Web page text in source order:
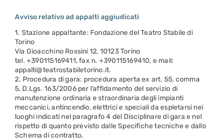
Avviso relativo ad appalti aggiudicati
1. Stazione appaltante: Fondazione del Teatro Stabile di
Torino
Via Gioacchino Rossini 12, 10123 Torino
tel. +390115169411, fax n. +390115169410, e mail:
appalti@teatrostabiletorino.it.
2. Procedura di gara: procedura aperta ex art. 55, comma
5, D.Lgs. 163/2006 per l’affidamento del servizio di
manutenzione ordinaria e straordinaria degli impianti
meccanici, antincendio, elettrici e speciali da espletarsi nei
luoghi indicati nel paragrafo 4 del Disciplinare di gara e nel
rispetto di quanto previsto dalle Specifiche tecniche e dallo
Schema di contratto.